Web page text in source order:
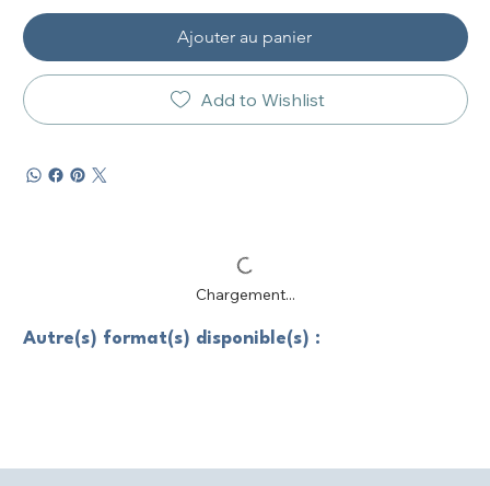
Autre(s) format(s) disponible(s) :
Ajouter au panier
Add to Wishlist
Chargement...